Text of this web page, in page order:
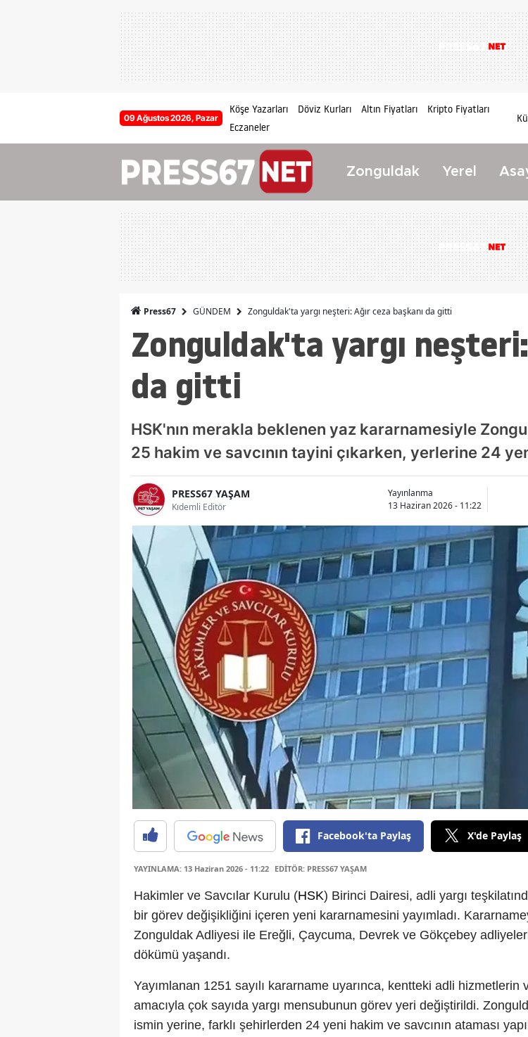
09 Ağustos 2026, Pazar
Köşe Yazarları Döviz Kurları Altın Fiyatları
Kripto Fiyatları
Eczaneler
Zonguldak Yerel
Press67 GÜNDEM Zonguldak'ta yargı neşteri: Ağır ceza başkanı da gitti
Zonguldak'ta yargı
da gitti
HSK'nın merakla beklenen yaz kararnamesiyle
25 hakim ve savcının tayini çıkarken, yerlerine 24
PRESS67 YAŞAM
Kıdemli Editör
Yayınlanma
13 Haziran 2026 - 11:22
Facebook'ta Paylaş X'de Paylaş
YAYINLAMA: 13 Haziran 2026 - 11:22 EDİTÖR: PRESS67 YAŞAM
Hakimler ve Savcılar Kurulu (HSK) Birinci Dairesi, adli yargı
bir görev değişikliğini içeren yeni kararnamesini yayımladı.
Zonguldak Adliyesi ile Ereğli, Çaycuma, Devrek ve Gökçebey
dökümü yaşandı.
Yayımlanan 1251 sayılı kararname uyarınca, kentteki adli hizmetlerin
amacıyla çok sayıda yargı mensubunun görev yeri değiştirildi.
ismin yerine, farklı şehirlerden 24 yeni hakim ve savcının ataması